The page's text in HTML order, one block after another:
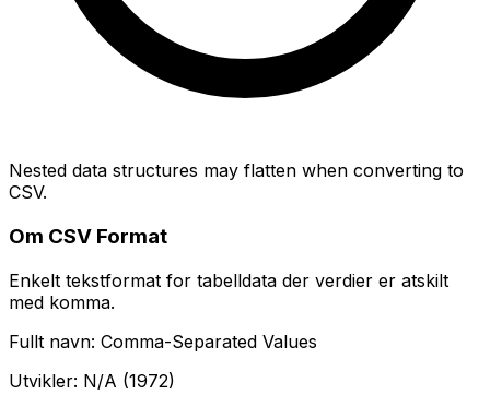
Nested data structures may flatten when converting to
CSV.
Om CSV Format
Enkelt tekstformat for tabelldata der verdier er atskilt
med komma.
Fullt navn: Comma-Separated Values
Utvikler: N/A (1972)